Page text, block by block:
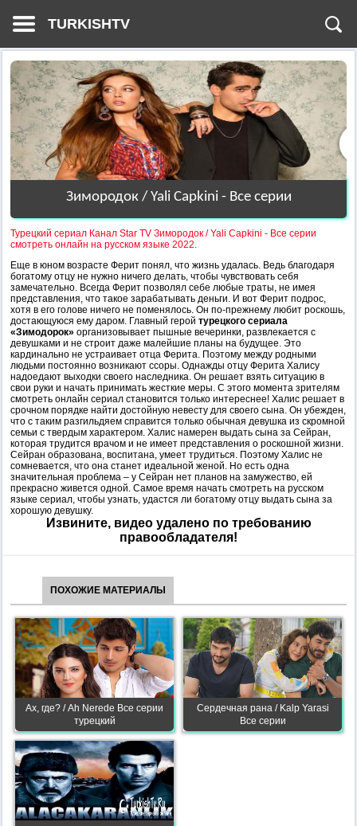
TURKISHTV
Зимородок / Yali Capkini - Все серии
Турецкий сериал Канал Star TV Зимородок / Yali Capkini - Все серии
смотреть онлайн на русском языке 2022.
Еще в юном возрасте Ферит понял, что жизнь удалась. Ведь благодаря
богатому отцу не нужно ничего делать, чтобы чувствовать себя
замечательно. Всегда Ферит позволял себе любые траты, не имея
представления, что такое зарабатывать деньги. И вот Ферит подрос,
хотя в его голове ничего не поменялось. Он по-прежнему любит роскошь,
достающуюся ему даром. Главный герой турецкого сериала
«Зимодорок» организовывает пышные вечеринки, развлекается с
девушками и не строит даже малейшие планы на будущее. Это
кардинально не устраивает отца Ферита. Поэтому между родными
людьми постоянно возникают ссоры. Однажды отцу Ферита Халису
надоедают выходки своего наследника. Он решает взять ситуацию в
свои руки и начать принимать жесткие меры. С этого момента зрителям
смотреть онлайн сериал становится только интереснее! Халис решает в
срочном порядке найти достойную невесту для своего сына. Он убежден,
что с таким разгильдяем справится только обычная девушка из скромной
семьи с твердым характером. Халис намерен выдать сына за Сейран,
которая трудится врачом и не имеет представления о роскошной жизни.
Сейран образована, воспитана, умеет трудиться. Поэтому Халис не
сомневается, что она станет идеальной женой. Но есть одна
значительная проблема – у Сейран нет планов на замужество, ей
прекрасно живется одной. Самое время начать смотреть на русском
языке сериал, чтобы узнать, удастся ли богатому отцу выдать сына за
хорошую девушку.
Извините, видео удалено по требованию
правообладателя!
ПОХОЖИЕ МАТЕРИАЛЫ
Ах, где? / Ah Nerede Все серии
турецкий
Сердечная рана / Kalp Yarasi
Все серии